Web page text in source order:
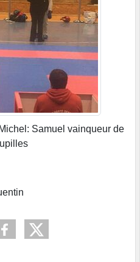
Samuel vainqueur de